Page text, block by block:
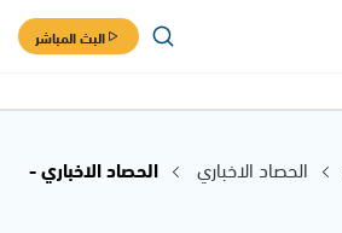
البث المباشر
الحصاد الاخباري
الحصاد الاخباري -